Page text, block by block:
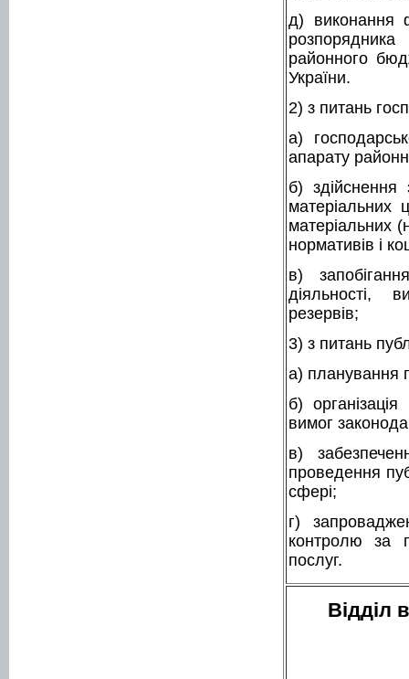
д) виконання
районного
України.
2) з питань
а)
апарату
б) здійснення
матеріальних
матеріальних
нормативів і
в)
діяльності,
резервів;
3) з питань
а) планування
б)
вимог
в)
проведення
сфері;
г)
контролю за
послуг.
Відділ